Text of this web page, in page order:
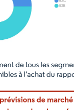
La réutilisation nécessite